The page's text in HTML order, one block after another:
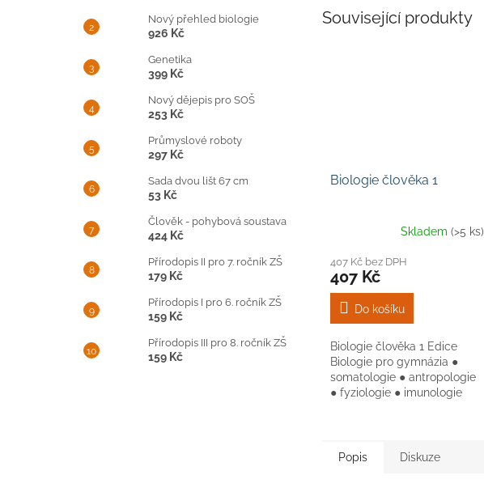
Nový přehled biologie
926 Kč
Genetika
399 Kč
Nový dějepis pro SOŠ
253 Kč
Průmyslové roboty
297 Kč
Sada dvou lišt 67 cm
53 Kč
Člověk - pohybová soustava
424 Kč
Přírodopis II pro 7. ročník ZŠ
179 Kč
Přírodopis I pro 6. ročník ZŠ
159 Kč
Přírodopis III pro 8. ročník ZŠ
159 Kč
Související produkty
Biologie člověka 1
Skladem (>5 ks)
407 Kč bez DPH
407 Kč
Do košíku
Biologie člověka 1 Edice
Biologie pro gymnázia ●
somatologie ● antropologie
● fyziologie ● imunologie
Popis
Diskuze